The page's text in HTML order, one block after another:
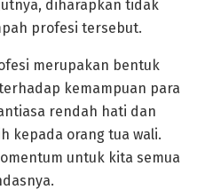
diharapkan tidak
profesi tersebut.
merupakan bentuk
kemampuan para
rendah hati dan
kepada orang tua wali.
untuk kita semua